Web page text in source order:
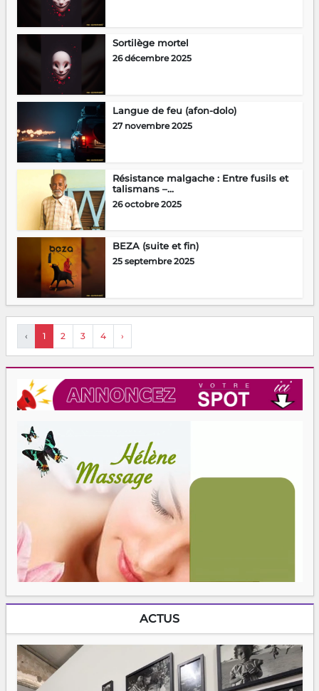
Sortilège mortel
26 décembre 2025
Langue de feu (afon-dolo)
27 novembre 2025
Résistance malgache : Entre fusils et
talismans –...
26 octobre 2025
BEZA (suite et fin)
25 septembre 2025
‹ 1 2 3 4 ›
ACTUS